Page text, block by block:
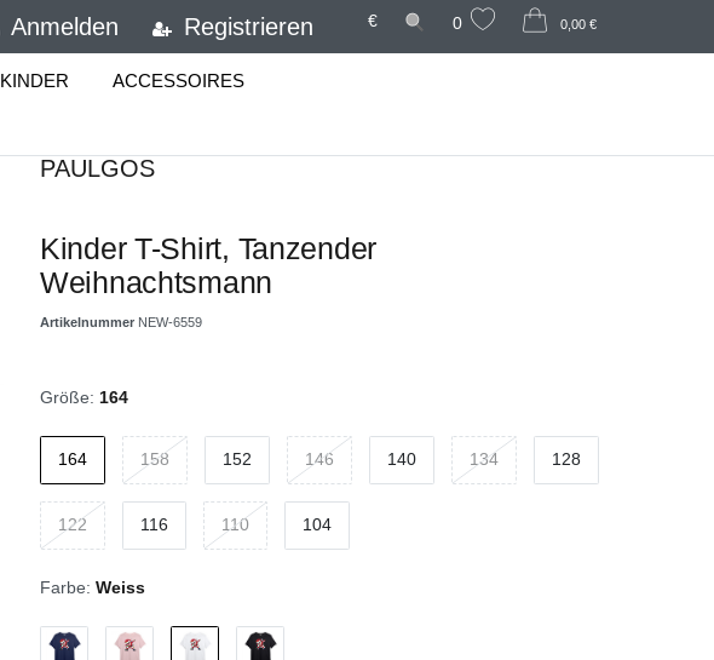
Anmelden Registrieren € 0 0,00 €
KINDER ACCESSOIRES
PAULGOS
Kinder T-Shirt, Tanzender
Weihnachtsmann
Artikelnummer NEW-6559
Größe: 164
164 158 152 146 140 134 128
122 116 110 104
Farbe: Weiss